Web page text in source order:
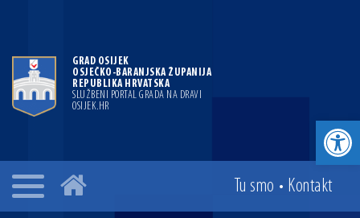
GRAD OSIJEK
OSJEČKO-BARANJSKA ŽUPANIJA
REPUBLIKA HRVATSKA
SLUŽBENI PORTAL GRADA NA DRAVI
OSIJEK.HR
Tu smo • Kontakt